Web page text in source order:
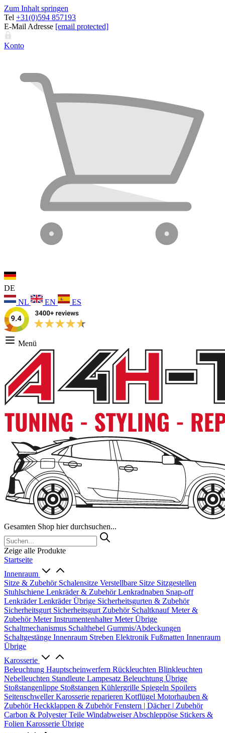
Zum Inhalt springen
Tel +31(0)594 857193
E-Mail Adresse [email protected]
Konto
DE
NL
EN ES
Menü
Gesamten Shop hier durchsuchen...
Zeige alle Produkte
Startseite
Innenraum
Sitze & Zubehör Schalensitze Verstellbare Sitze Sitzgestellen
Stuhlschiene Lenkräder & ZubehörLenkradnaben Snap-off
LenkräderLenkräder Übrige Sicherheitsgurten & Zubehör
Sicherheitsgurt Sicherheitsgurt Zubehör SchaltknaufMeter &
ZubehörMeterInstrumentenhalterMeter Übrige
Schaltmechanismus Schalthebel Gummis/Abdeckungen
Schaltgestänge Innenraum Streben Elektronik Fußmatten Innenraum
Übrige
Karosserie
Beleuchtung Hauptscheinwerfern Rückleuchten Blinkleuchten
Nebelleuchten Standleute Lampesatz Beleuchtung Übrige
Stoßstangenlippe Stoßstangen Kühlergrille Spiegeln Spoilers
SeitenschwellerKarosserie reparieren Kotflügel Motorhauben &
ZubehörHeckklappen & ZubehörFenstern | Dächer | Zubehör
Carbon & Polyester Teile WindabweiserAbschleppöse Stickers &
Folien Karosserie Übrige